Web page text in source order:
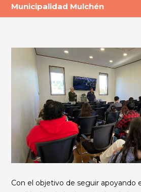
Municipalidad Mulchén
Con el objetivo de seguir apoyando